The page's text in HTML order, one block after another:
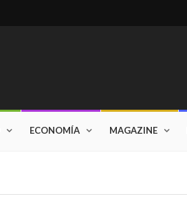
ECONOMÍA MAGAZINE